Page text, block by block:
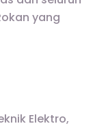
yang
Elektro,